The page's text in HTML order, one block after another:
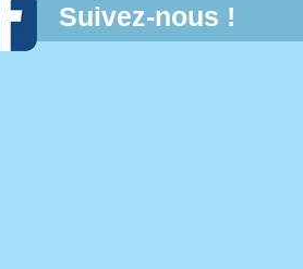
Suivez-nous !